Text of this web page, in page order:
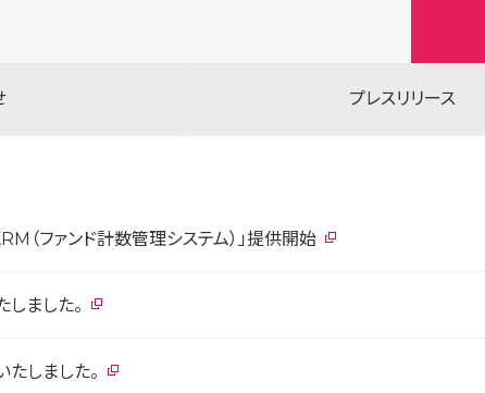
プレスリリース
（ファンド計数管理システム）」提供開始
ました。
しました。